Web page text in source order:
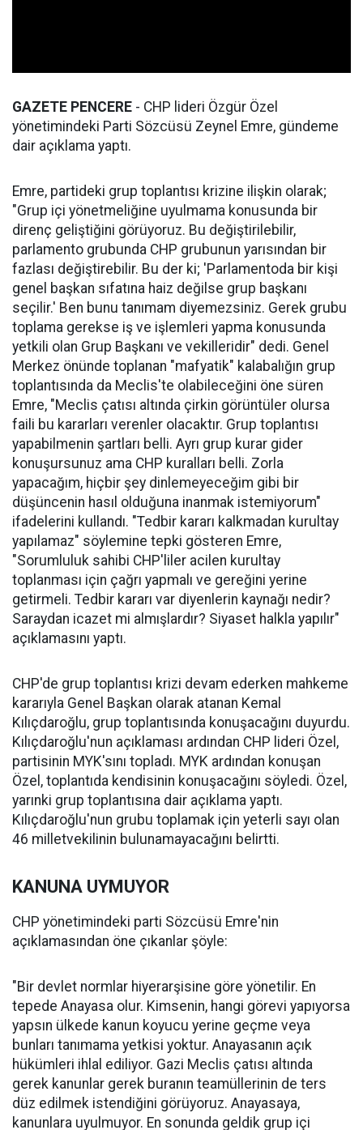
GAZETE PENCERE - CHP lideri Özgür Özel
yönetimindeki Parti Sözcüsü Zeynel Emre, gündeme
dair açıklama yaptı.
Emre, partideki grup toplantısı krizine ilişkin olarak;
"Grup içi yönetmeliğine uyulmama konusunda bir
direnç geliştiğini görüyoruz. Bu değiştirilebilir,
parlamento grubunda CHP grubunun yarısından bir
fazlası değiştirebilir. Bu der ki; 'Parlamentoda bir kişi
genel başkan sıfatına haiz değilse grup başkanı
seçilir.' Ben bunu tanımam diyemezsiniz. Gerek grubu
toplama gerekse iş ve işlemleri yapma konusunda
yetkili olan Grup Başkanı ve vekilleridir" dedi. Genel
Merkez önünde toplanan "mafyatik" kalabalığın grup
toplantısında da Meclis'te olabileceğini öne süren
Emre, "Meclis çatısı altında çirkin görüntüler olursa
faili bu kararları verenler olacaktır. Grup toplantısı
yapabilmenin şartları belli. Ayrı grup kurar gider
konuşursunuz ama CHP kuralları belli. Zorla
yapacağım, hiçbir şey dinlemeyeceğim gibi bir
düşüncenin hasıl olduğuna inanmak istemiyorum"
ifadelerini kullandı. "Tedbir kararı kalkmadan kurultay
yapılamaz" söylemine tepki gösteren Emre,
"Sorumluluk sahibi CHP'liler acilen kurultay
toplanması için çağrı yapmalı ve gereğini yerine
getirmeli. Tedbir kararı var diyenlerin kaynağı nedir?
Saraydan icazet mi almışlardır? Siyaset halkla yapılır"
açıklamasını yaptı.
CHP'de grup toplantısı krizi devam ederken mahkeme
kararıyla Genel Başkan olarak atanan Kemal
Kılıçdaroğlu, grup toplantısında konuşacağını duyurdu.
Kılıçdaroğlu'nun açıklaması ardından CHP lideri Özel,
partisinin MYK'sını topladı. MYK ardından konuşan
Özel, toplantıda kendisinin konuşacağını söyledi. Özel,
yarınki grup toplantısına dair açıklama yaptı.
Kılıçdaroğlu'nun grubu toplamak için yeterli sayı olan
46 milletvekilinin bulunamayacağını belirtti.
KANUNA UYMUYOR
CHP yönetimindeki parti Sözcüsü Emre'nin
açıklamasından öne çıkanlar şöyle:
"Bir devlet normlar hiyerarşisine göre yönetilir. En
tepede Anayasa olur. Kimsenin, hangi görevi yapıyorsa
yapsın ülkede kanun koyucu yerine geçme veya
bunları tanımama yetkisi yoktur. Anayasanın açık
hükümleri ihlal ediliyor. Gazi Meclis çatısı altında
gerek kanunlar gerek buranın teamüllerinin de ters
düz edilmek istendiğini görüyoruz. Anayasaya,
kanunlara uyulmuyor. En sonunda geldik grup içi